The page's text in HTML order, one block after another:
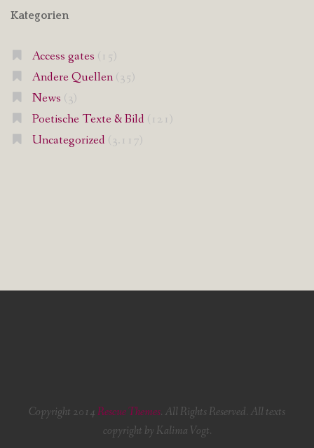
Kategorien
Access gates (15)
Andere Quellen(35)
News (3)
Poetische Texte & Bild (121)
Uncategorized (3.117)
Copyright 2014Rescue Themes. All Rights Reserved. All texts
copyright by Kalima Vogt.